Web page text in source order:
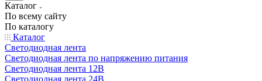
Каталог
По всему сайту
По каталогу
Каталог
Светодиодная лента
Светодиодная лента по напряжению питания
Светодиодная лента 12В
Светодиодная лента 24В